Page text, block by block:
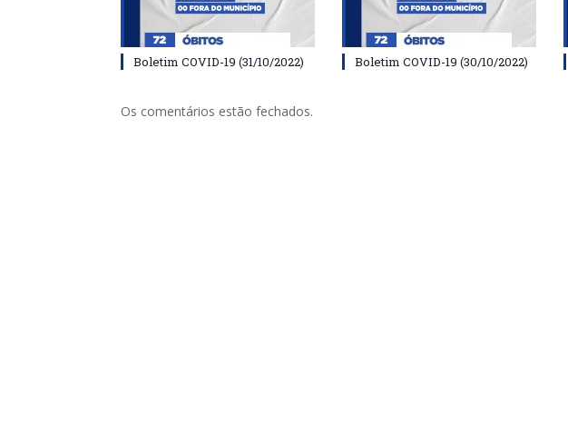
Boletim COVID-19 (31/10/2022) Boletim COVID-19 (30/10/2022)
Os comentários estão fechados.